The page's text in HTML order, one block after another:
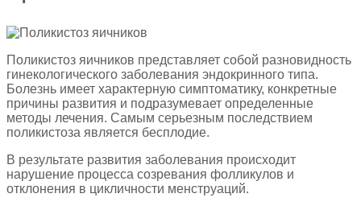
Поликистоз яичников представляет собой разновидность
гинекологического заболевания эндокринного типа.
Болезнь имеет характерную симптоматику, конкретные
причины развития и подразумевает определенные
методы лечения. Самым серьезным последствием
поликистоза является бесплодие.
В результате развития заболевания происходит
нарушение процесса созревания фолликулов и
отклонения в цикличности менструаций.